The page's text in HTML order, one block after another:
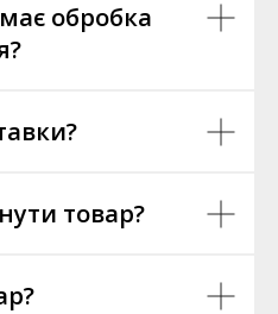
обробка
товар?